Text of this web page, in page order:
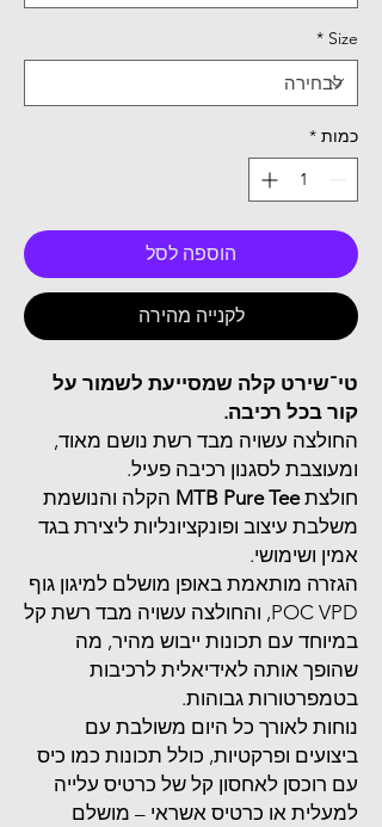
Size
*
כמות *
הוספה לסל
לקנייה מהירה
טי־שירט קלה שמסייעת לשמור על
קור בכל רכיבה.
החולצה עשויה מבד רשת נושם מאוד,
ומעוצבת לסגנון רכיבה פעיל.
חולצתMTB Pure Tee הקלה והנושמת
משלבת עיצוב ופונקציונליות ליצירת בגד
אמין ושימושי.
הגזרה מותאמת באופן מושלם למיגון גוף
POC VPD, והחולצה עשויה מבד רשת קל
במיוחד עם תכונות ייבוש מהיר, מה
שהופך אותה לאידיאלית לרכיבות
בטמפרטורות גבוהות.
נוחות לאורך כל היום משולבת עם
ביצועים ופרקטיות, כולל תכונות כמו כיס
עם רוכסן לאחסון קל של כרטיס עלייה
למעלית או כרטיס אשראי – מושלם